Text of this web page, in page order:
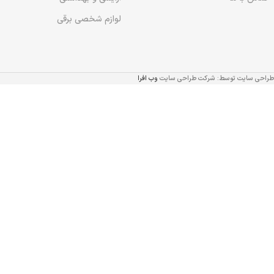
لوازم شخصی برقی
طراحی سایت توسط: شرکت طراحی سایت وب افرا